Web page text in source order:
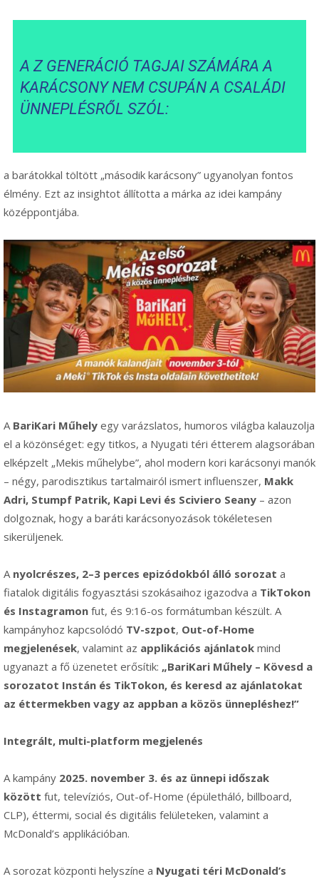
A Z GENERÁCIÓ TAGJAI SZÁMÁRA A
KARÁCSONY NEM CSUPÁN A CSALÁDI
ÜNNEPLÉSRŐL SZÓL:
a barátokkal töltött „második karácsony” ugyanolyan fontos
élmény. Ezt az insightot állította a márka az idei kampány
középpontjába.
A BariKari Műhely egy varázslatos, humoros világba kalauzolja
el a közönséget: egy titkos, a Nyugati téri étterem alagsorában
elképzelt „Mekis műhelybe”, ahol modern kori karácsonyi manók
– négy, parodisztikus tartalmairól ismert influenszer, Makk
Adri, Stumpf Patrik, Kapi Levi és Sciviero Seany – azon
dolgoznak, hogy a baráti karácsonyozások tökéletesen
sikerüljenek.
A nyolcrészes, 2–3 perces epizódokból álló sorozat a
fiatalok digitális fogyasztási szokásaihoz igazodva a TikTokon
és Instagramon fut, és 9:16-os formátumban készült. A
kampányhoz kapcsolódó TV-szpot, Out-of-Home
megjelenések, valamint az applikációs ajánlatok mind
ugyanazt a fő üzenetet erősítik: „BariKari Műhely – Kövesd a
sorozatot Instán és TikTokon, és keresd az ajánlatokat
az éttermekben vagy az appban a közös ünnepléshez!”
Integrált, multi-platform megjelenés
A kampány 2025. november 3. és az ünnepi időszak
között fut, televíziós, Out-of-Home (épületháló, billboard,
CLP), éttermi, social és digitális felületeken, valamint a
McDonald’s applikációban.
A sorozat központi helyszíne a Nyugati téri McDonald’s